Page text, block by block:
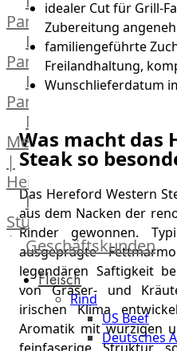
Partner
Depot-
Partner
Frischetheken-
Partner
Männer
Metzger
|
Heinsberg
Feinkost
Stüttgen
|
Düsseldorf
The
Meat
Club
Geschäftskunden
Fleisch
Rind
US Beef
Deutsches
idealer Cut für Grill-
Zubereitung
familiengeführte
Freilandhaltung,
Wunschlieferdatum
Was macht das
Steak so
Das Hereford Western
aus dem Nacken der
Rinder gewonnen.
ausgeprägte
legendären Saftigkeit
von Gräser- und
irischen Klima
Aromatik mit würzigen